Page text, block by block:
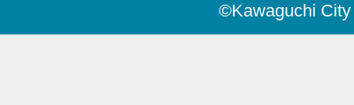
©Kawaguchi City